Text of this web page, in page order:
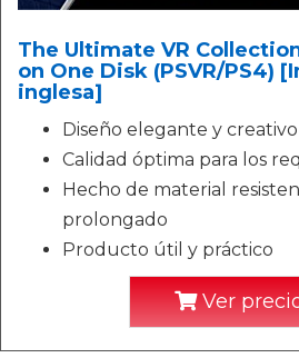
The Ultimate VR
on One Disk (PSVR/PS4)
inglesa]
Diseño elegante y creativo
Calidad óptima para los
Hecho de material
prolongado
Producto útil y práctico
Ver